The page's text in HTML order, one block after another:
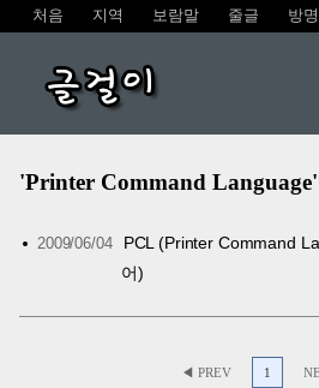
처음 지역 보람말 줄글 방
글걸이
'Printer Command
2009/06/04
PCL (Printer Command
어)
◀ PREV 1